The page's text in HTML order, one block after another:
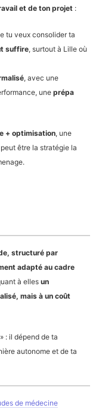
et de ton projet :
tu veux consolider ta
suffire, surtout à Lille où
, avec une
une prépa
+ optimisation, une
être la stratégie la
structuré par
adapté au cadre
à elles un
mais à un coût
: il dépend de ta
autonome et de ta
de médecine